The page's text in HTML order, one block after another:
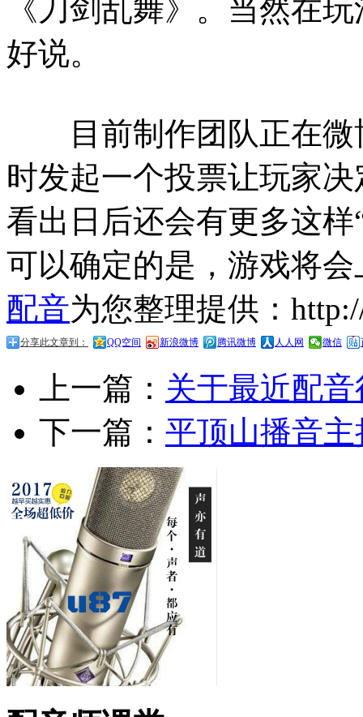
《刀剑乱舞》。当然在
好说。
目前制作团队正在微
时发起一个投票让玩家
看出日后还会有更多这
可以确定的是，游戏将
配音为您整理提供：
分享此文章到： QQ空间 新浪微博 腾讯微博 人人网 微信
上一篇： 关于最近配
下一篇： 平顶山播音